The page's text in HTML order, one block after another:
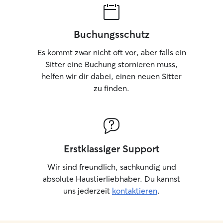
kann ich Hunde während ihres
Aufenthalts eng begleiten und individuell
Alltag integriert und erhalten
regelmäßige Bewegung, Beschäftigung
und ausreichend Ruhephasen.
Spaziergänge und Aktivitäten passe ich
an Alter, Gesundheitszustand und
Temperament des jeweiligen Hundes an.
Gebrauchshunden und bin den Umgang
mit unterschiedlichen Charakteren
respektvoller Umgang sowie klare
Strukturen sind mir dabei besonders
wichtig. Für die Betreuung stehen
bereits verschiedene
Ausrüstungsgegenstände wie
Buchungsschutz
Es kommt zwar nicht oft vor, aber falls ein
Sitter eine Buchung stornieren muss,
helfen wir dir dabei, einen neuen Sitter
zu finden.
Erstklassiger Support
Wir sind freundlich, sachkundig und
absolute Haustierliebhaber. Du kannst
uns jederzeit kontaktieren.